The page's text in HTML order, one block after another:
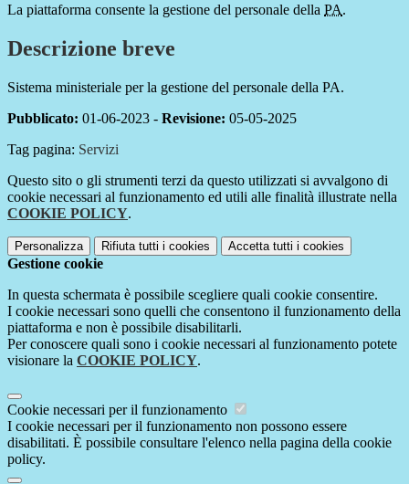
La piattaforma consente la gestione del personale della PA.
Descrizione breve
Sistema ministeriale per la gestione del personale della PA.
Pubblicato: 01-06-2023 - Revisione: 05-05-2025
Tag pagina: Servizi
Questo sito o gli strumenti terzi da questo utilizzati si avvalgono di
cookie necessari al funzionamento ed utili alle finalità illustrate nella
COOKIE POLICY.
Personalizza Rifiuta tutti i cookies Accetta tutti i cookies
Gestione cookie
In questa schermata è possibile scegliere quali cookie consentire.
I cookie necessari sono quelli che consentono il funzionamento della
piattaforma e non è possibile disabilitarli.
Per conoscere quali sono i cookie necessari al funzionamento potete
visionare la COOKIE POLICY.
Cookie necessari per il funzionamento
I cookie necessari per il funzionamento non possono essere
disabilitati. È possibile consultare l'elenco nella pagina della cookie
policy.